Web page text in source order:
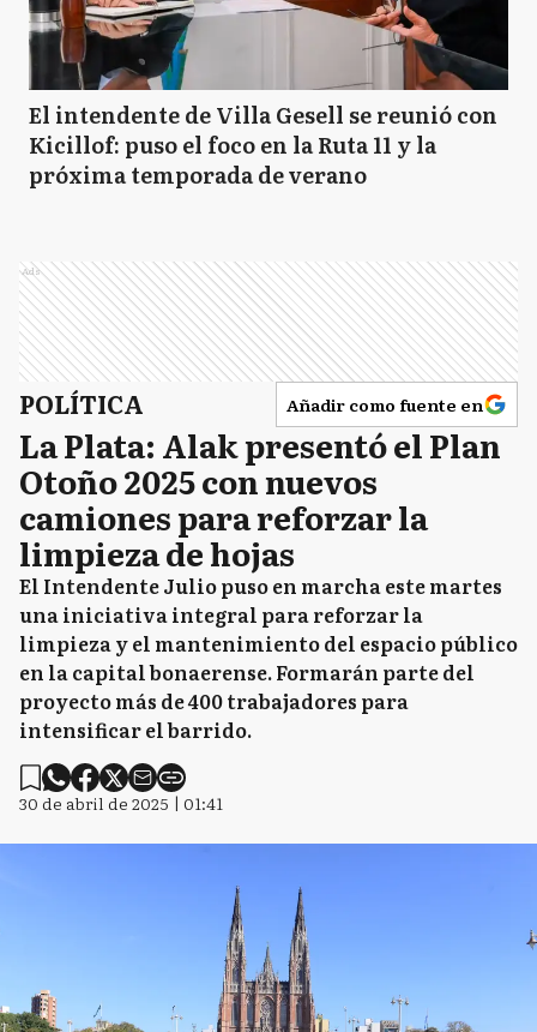
El intendente de Villa Gesell se reunió con
Kicillof: puso el foco en la Ruta 11 y la
próxima temporada de verano
Ads
POLÍTICA Añadir como fuente en
La Plata: Alak presentó el Plan
Otoño 2025 con nuevos
camiones para reforzar la
limpieza de hojas
El Intendente Julio puso en marcha este martes
una iniciativa integral para reforzar la
limpieza y el mantenimiento del espacio público
en la capital bonaerense. Formarán parte del
proyecto más de 400 trabajadores para
intensificar el barrido.
30 de abril de 2025 | 01:41